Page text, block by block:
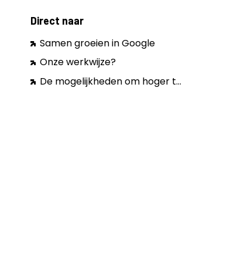
Direct naar
Samen groeien in Google
Onze werkwijze?
De mogelijkheden om hoger te scoren